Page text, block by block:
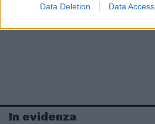
Data Deletion Data Access
In evidenza